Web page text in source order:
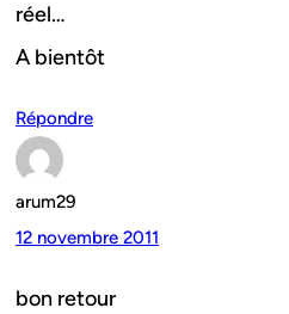
réel…
A bientôt
Répondre
arum29
12 novembre 2011
bon retour